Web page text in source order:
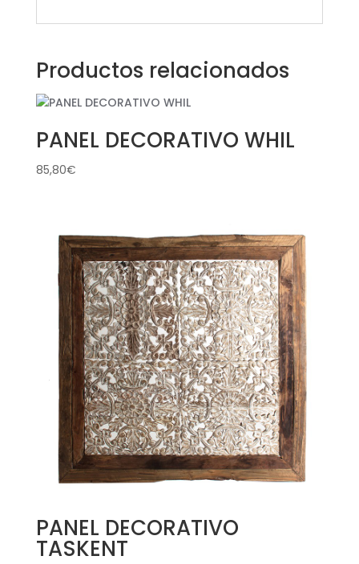
Productos relacionados
PANEL DECORATIVO WHIL
85,80€
PANEL DECORATIVO
TASKENT